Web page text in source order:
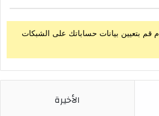
قم بتعيين بيانات حساباتك على الشبكات
الأخيرة